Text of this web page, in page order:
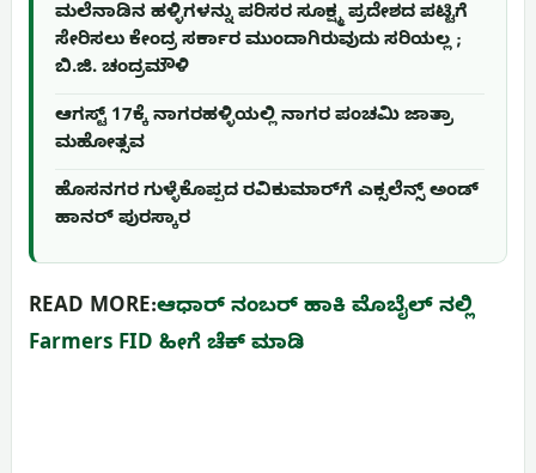
ಮಲೆನಾಡಿನ ಹಳ್ಳಿಗಳನ್ನು ಪರಿಸರ ಸೂಕ್ಷ್ಮ ಪ್ರದೇಶದ ಪಟ್ಟಿಗೆ
ಸೇರಿಸಲು ಕೇಂದ್ರ ಸರ್ಕಾರ ಮುಂದಾಗಿರುವುದು ಸರಿಯಲ್ಲ ;
ಬಿ.ಜಿ. ಚಂದ್ರಮೌಳಿ
ಆಗಸ್ಟ್ 17ಕ್ಕೆ ನಾಗರಹಳ್ಳಿಯಲ್ಲಿ ನಾಗರ ಪಂಚಮಿ ಜಾತ್ರಾ
ಮಹೋತ್ಸವ
ಹೊಸನಗರ ಗುಳ್ಳೆಕೊಪ್ಪದ ರವಿಕುಮಾರ್‌ಗೆ ಎಕ್ಸಲೆನ್ಸ್ ಅಂಡ್
ಹಾನರ್ ಪುರಸ್ಕಾರ
READ MORE:ಆಧಾರ್ ನಂಬರ್ ಹಾಕಿ ಮೊಬೈಲ್ ನಲ್ಲಿ
Farmers FID ಹೀಗೆ ಚೆಕ್ ಮಾಡಿ